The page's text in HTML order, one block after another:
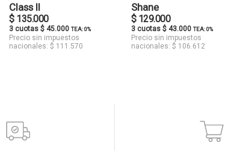
Class II
$ 135.000
3 cuotas $ 45.000TEA: 0%
Precio sin impuestos
nacionales: $ 111.570
Shane
$ 129.000
3 cuotas $ 43.000 TEA: 0%
Precio sin impuestos
nacionales: $ 106.612